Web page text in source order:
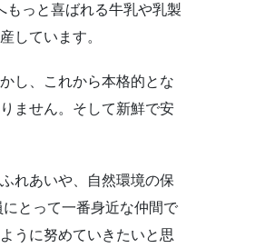
もっと喜ばれる牛乳や乳製
しています。
し、これから本格的とな
ません。そして新鮮で安
れあいや、自然環境の保
とって一番身近な仲間で
うに努めていきたいと思